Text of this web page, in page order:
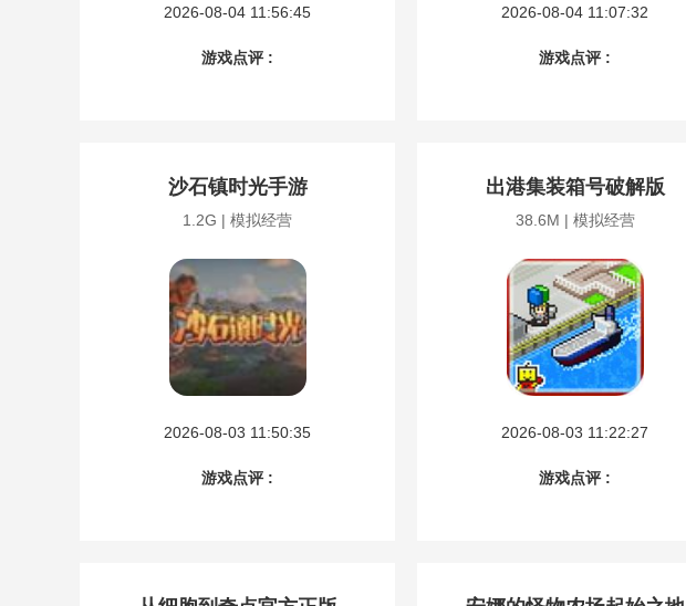
2026-08-04 11:56:45
游戏点评 :
2026-08-04 11:07:32
游戏点评 :
沙石镇时光手游
1.2G | 模拟经营
2026-08-03 11:50:35
游戏点评 :
出港集装箱号破解版
38.6M | 模拟经营
2026-08-03 11:22:27
游戏点评 :